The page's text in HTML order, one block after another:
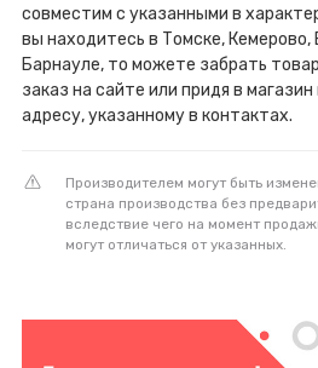
совместим с указанными в
вы находитесь в Томске, Кемерово,
Барнауле, то можете забрать
заказ на сайте или придя в
адресу, указанному в контактах.
Производителем могут быть
страна производства без
вследствие чего на момент
могут отличаться от указанных.